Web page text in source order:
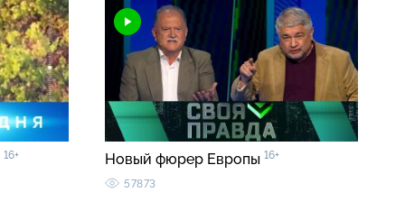
16+ Новый фюрер Европы 16+
57873